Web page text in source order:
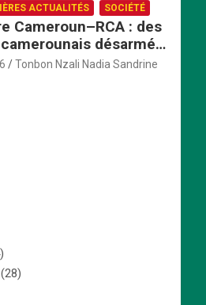
ACTUALITÉS SOCIÉTÉ
Cameroun–RCA : des
désarmés
la tension monte
Tonbon Nzali Nadia Sandrine
(28)